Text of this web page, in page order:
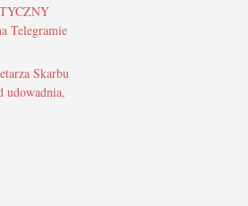
Telegramie
Skarbu
udowadnia,